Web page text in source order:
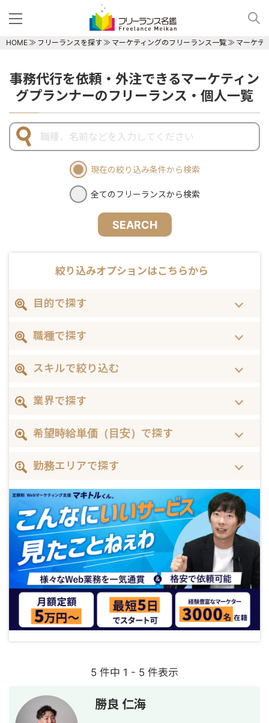
HOME フリーランスを探す マーケティングのフリーランス一覧 マーケテ
事務代行を依頼・外注できるマーケティン
グプランナーのフリーランス・個人一覧
現在の絞り込み条件から検索
全てのフリーランスから検索
SEARCH
絞り込みオプションはこちらから
目的で探す
職種で探す
スキルで絞り込む
業界で探す
希望時給単価（目安）で探す
勤務エリアで探す
5 件中 1 - 5 件表示
勝良 仁海